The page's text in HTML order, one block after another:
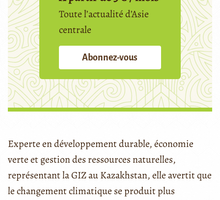
Toute l’actualité d’Asie
centrale
Abonnez-vous
Experte en développement durable, économie
verte et gestion des ressources naturelles,
représentant la GIZ au Kazakhstan, elle avertit que
le changement climatique se produit plus